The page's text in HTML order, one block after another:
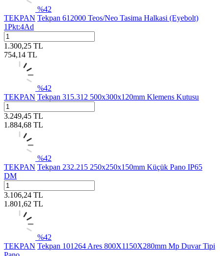
%42
TEKPAN Tekpan 612000 Teos/Neo Tasima Halkasi (Eyebolt)
1Pkt:4Ad
1.300,25 TL
754,14 TL
%42
TEKPAN Tekpan 315.312 500x300x120mm Klemens Kutusu
3.249,45 TL
1.884,68 TL
%42
TEKPAN Tekpan 232.215 250x250x150mm Küçük Pano IP65
DM
3.106,24 TL
1.801,62 TL
%42
TEKPAN Tekpan 101264 Ares 800X1150X280mm Mp Duvar Tipi